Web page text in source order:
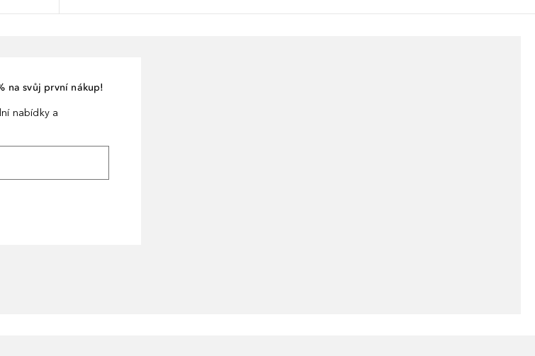
na svůj první nákup!
nabídky a